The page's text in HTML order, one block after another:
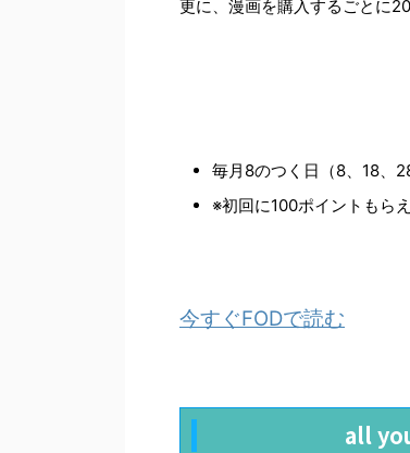
更に、漫画を購入するごとに
毎月8のつく日（8、18、
※初回に100ポイントもら
今すぐFODで読む
all